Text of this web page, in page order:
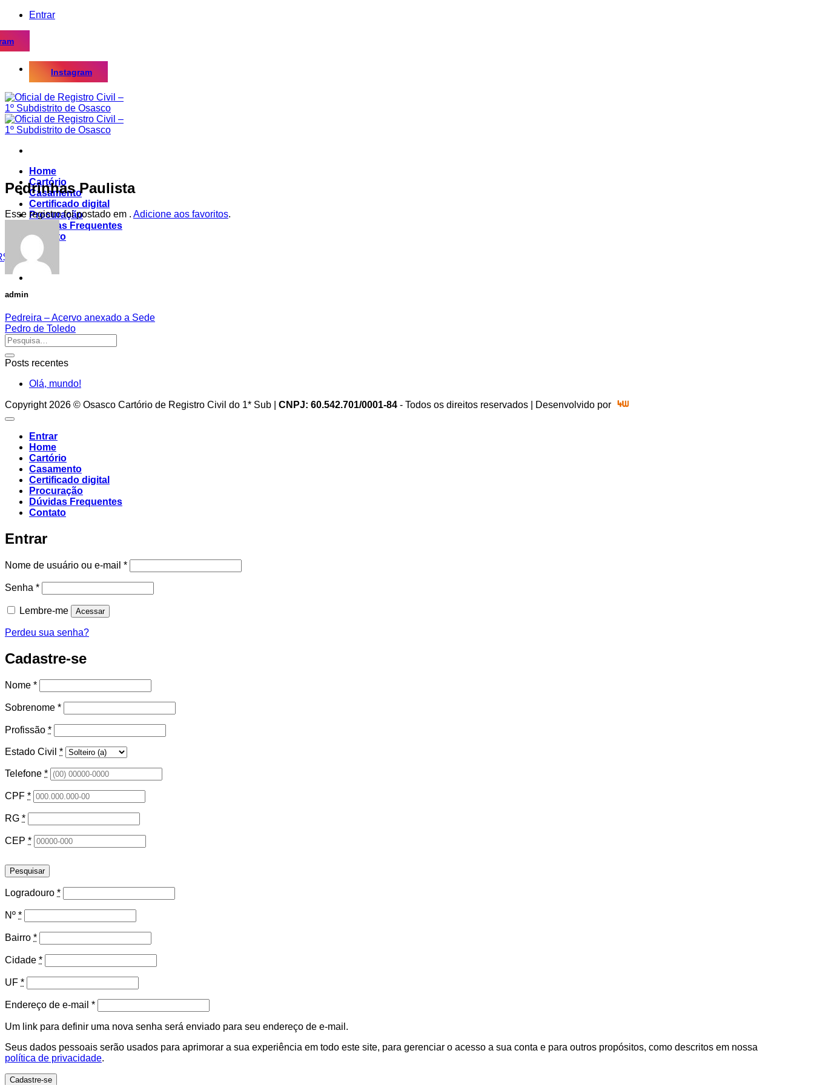
Skip
Entrar
Instagram
Home
Cartório
Casamento
Certificado digital
Procuração
Dúvidas Frequentes
Contato
0,00
Pedrinhas Paulista
Esse registro foi postado em . Adicione aos favoritos.
admin
Pedreira – Acervo anexado a Sede
Pedro de Toledo
Posts recentes
Olá, mundo!
Copyright 2026 © Osasco Cartório de Registro Civil do 1* Sub | CNPJ: 60.542.701/0001-84 - Todos os direitos reservados | Desenvolvido por
Entrar
Home
Cartório
Casamento
Certificado digital
Procuração
Dúvidas Frequentes
Contato
Entrar
Nome de usuário ou e-mail *Obrigatório
Senha *Obrigatório
Lembre-me Acessar
Perdeu sua senha?
Cadastre-se
Nome *
Sobrenome *
Profissão *
Estado Civil *
Telefone *
CPF *
RG *
CEP *
Pesquisar
Logradouro *
Nº *
Bairro *
Cidade *
UF *
Endereço de e-mail *Obrigatório
Um link para definir uma nova senha será enviado para seu endereço de e-mail.
Seus dados pessoais serão usados para aprimorar a sua experiência em todo este site, para gerenciar o acesso a sua conta e para outros propósitos, como descritos em nossa
política de privacidade.
Cadastre-se